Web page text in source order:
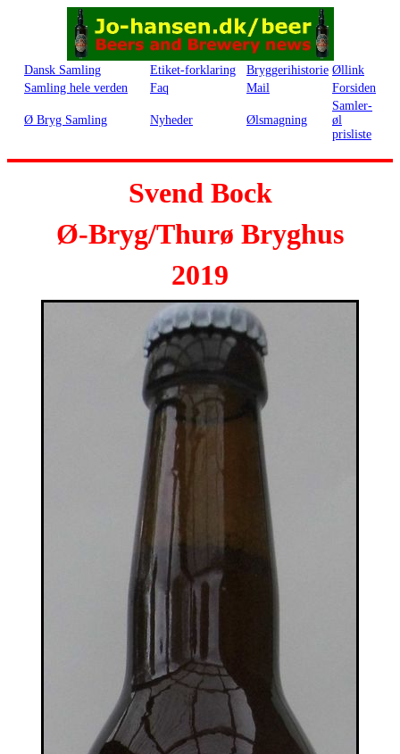
Dansk Samling Etiket-forklaring Bryggerihistorie Øllink
Samling hele verden
Faq Mail Forsiden
Ø Bryg Samling Nyheder Ølsmagning
Samler-
øl
prisliste
Svend Bock
Ø-Bryg/Thurø Bryghus
2019